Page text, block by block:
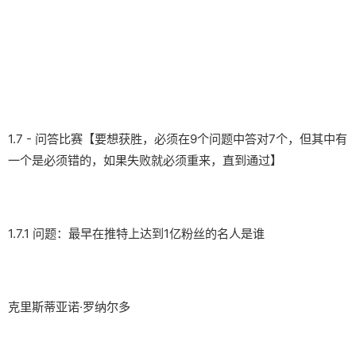
1.7 - 问答比赛【要想获胜，必须在9个问题中答对7个，但其中有
一个是必须错的，如果失败就必须重来，直到通过】
1.7.1 问题：最早在推特上达到1亿粉丝的名人是谁
克里斯蒂亚诺·罗纳尔多